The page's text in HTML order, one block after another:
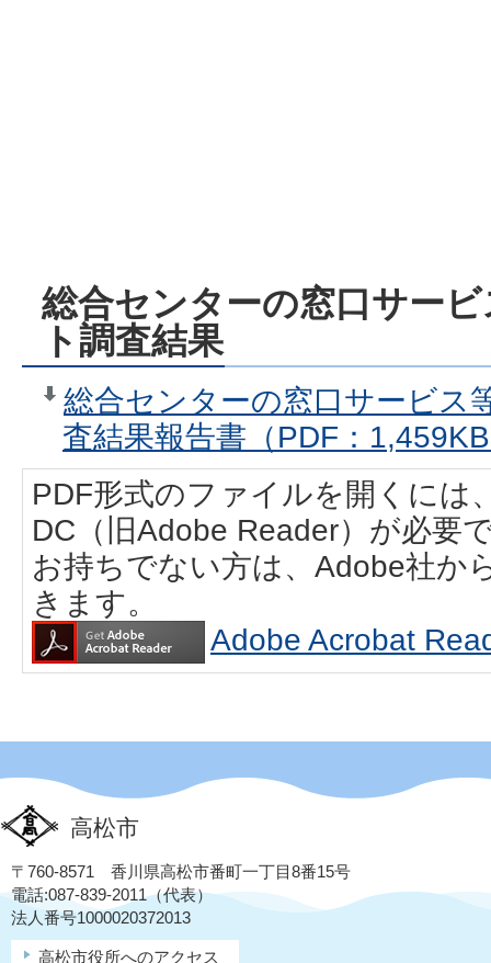
総合センターの窓口サー
ト調査結果
総合センターの窓口サービス
査結果報告書（PDF：
PDF形式のファイルを開くには
DC（旧Adobe Reader）が必要
お持ちでない方は、Adobe社か
きます。
Adobe Acrobat
高松市
〒760-8571 香川県高松市番町一丁目8番15号
電話:087-839-2011（代表）
法人番号1000020372013
高松市役所へのアクセス